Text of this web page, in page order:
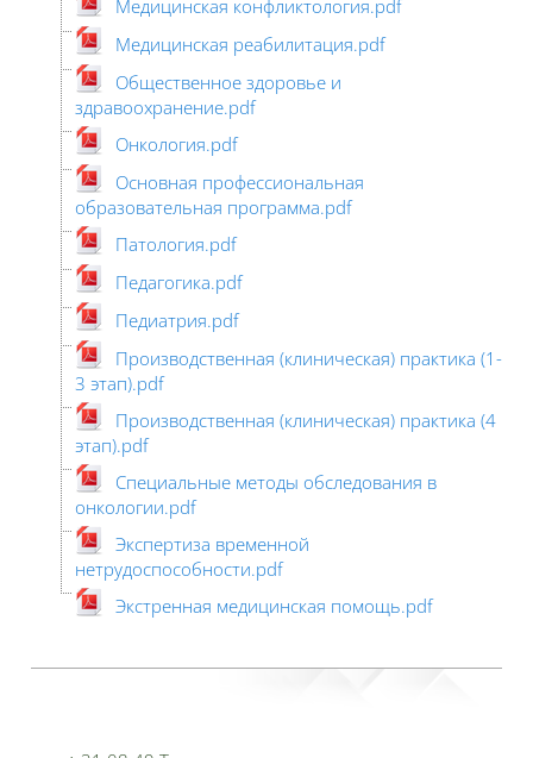
Медицинская конфликтология.pdf
Медицинская реабилитация.pdf
Общественное здоровье и
здравоохранение.pdf
Онкология.pdf
Основная профессиональная
образовательная программа.pdf
Патология.pdf
Педагогика.pdf
Педиатрия.pdf
Производственная (клиническая) практика (1-
3 этап).pdf
Производственная (клиническая) практика (4
этап).pdf
Специальные методы обследования в
онкологии.pdf
Экспертиза временной
нетрудоспособности.pdf
Экстренная медицинская помощь.pdf